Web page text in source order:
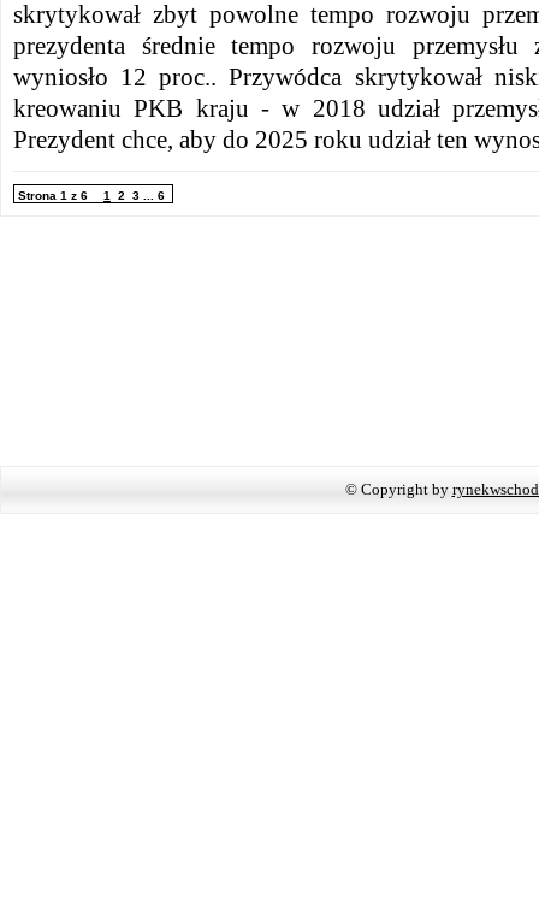
skrytykował zbyt powolne tempo rozwoju
prezydenta średnie tempo rozwoju
wyniosło 12 proc.. Przywódca skrytykował
kreowaniu PKB kraju - w 2018 udział
Prezydent chce, aby do 2025 roku udział ten
Strona 1 z 6 1 2 3 ... 6
© Copyright by